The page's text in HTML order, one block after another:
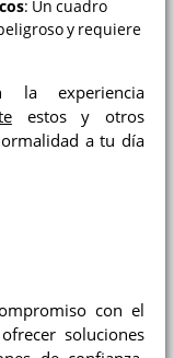
: Un cuadro
y requiere
experiencia
estos y otros
a tu día
con el
soluciones